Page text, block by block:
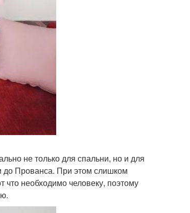
не только для спальни, но и для
до Прованса. При этом слишком
что необходимо человеку, поэтому